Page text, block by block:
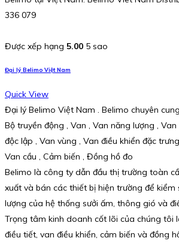
336 079
Được xếp hạng 5.00 5 sao
Đại lý Belimo Việt Nam
Quick View
Đại lý Belimo Việt Nam . Belimo chuyên
Bộ truyền động , Van , Van năng lượng ,
độc lập , Van vùng , Van điều khiển đặc
Van cầu , Cảm biến , Đồng hồ đo
Belimo là công ty dẫn đầu thị trường toàn
xuất và bán các thiết bị hiện trường để kiểm
lượng của hệ thống sưởi ấm, thông gió và
Trọng tâm kinh doanh cốt lõi của chúng tôi
điều tiết, van điều khiển, cảm biến và đồng